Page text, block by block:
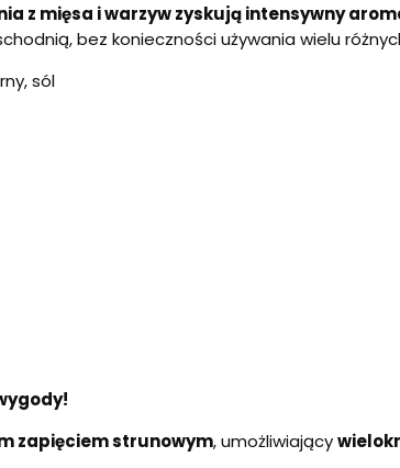
z mięsa i warzyw zyskują intensywny
bez konieczności używania wielu
sól
zapięciem strunowym, umożliwiający